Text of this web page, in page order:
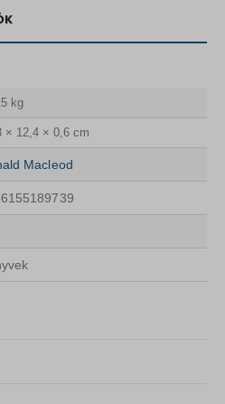
kg
× 12,4 × 0,6 cm
Macleod